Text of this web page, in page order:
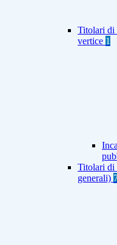
Titolari di
vertice 1
Titolari di
generali)